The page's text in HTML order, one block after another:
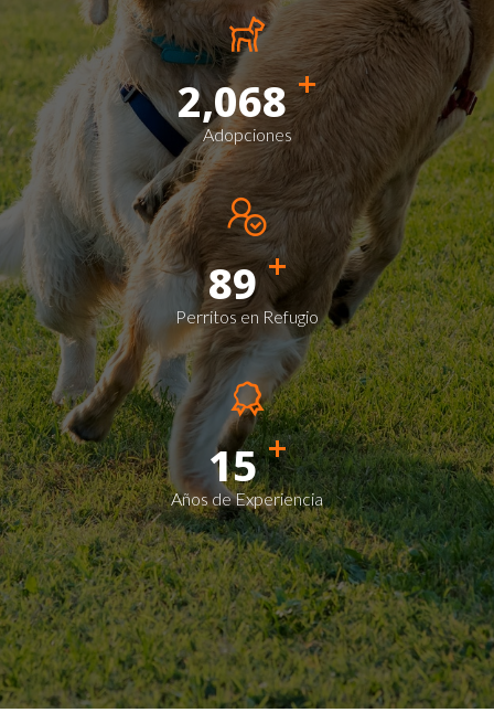
2,068 +
Adopciones
89 +
Perritos en Refugio
15 +
Años de Experiencia